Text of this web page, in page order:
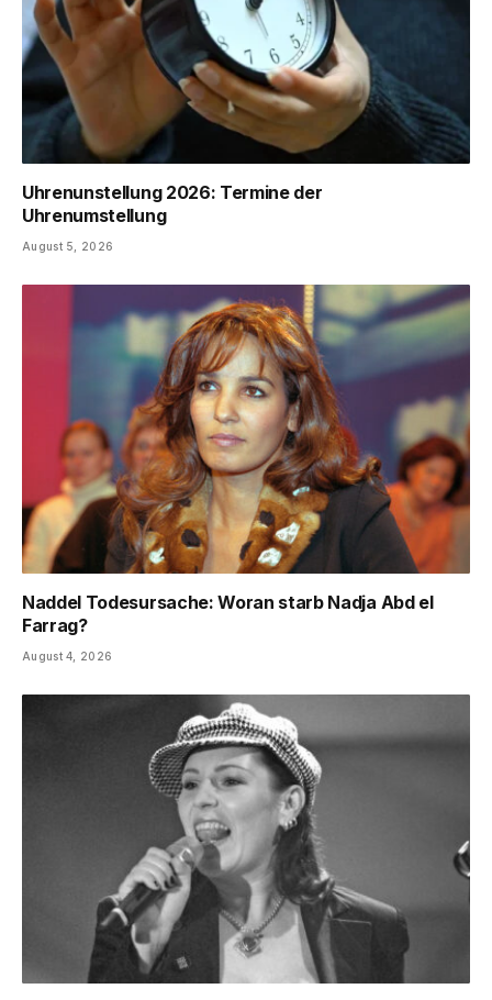
Uhrenunstellung 2026: Termine der
Uhrenumstellung
August 5, 2026
Naddel Todesursache: Woran starb Nadja Abd el
Farrag?
August 4, 2026